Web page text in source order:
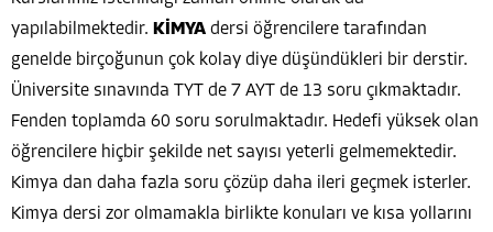
yapılabilmektedir. KİMYA dersi öğrencilere tarafından
genelde birçoğunun çok kolay diye düşündükleri bir derstir.
Üniversite sınavında TYT de 7 AYT de 13 soru çıkmaktadır.
Fenden toplamda 60 soru sorulmaktadır. Hedefi yüksek olan
öğrencilere hiçbir şekilde net sayısı yeterli gelmemektedir.
Kimya dan daha fazla soru çözüp daha ileri geçmek isterler.
Kimya dersi zor olmamakla birlikte konuları ve kısa yollarını